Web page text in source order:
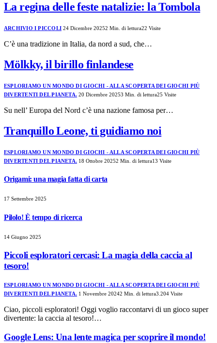
La regina delle feste natalizie: la Tombola
ARCHIVIO I PICCOLI 24 Dicembre 20252 Min. di lettura22 Visite
C’è una tradizione in Italia, da nord a sud, che…
Mölkky, il birillo finlandese
ESPLORIAMO UN MONDO DI GIOCHI - ALLA SCOPERTA DEI GIOCHI PIÙ
DIVERTENTI DEL PIANETA. 20 Dicembre 20253 Min. di lettura25Visite
Su nell’ Europa del Nord c’è una nazione famosa per…
Tranquillo Leone, ti guidiamo noi
ESPLORIAMO UN MONDO DI GIOCHI - ALLA SCOPERTA DEI GIOCHI PIÙ
DIVERTENTI DEL PIANETA. 18 Ottobre 20252 Min. di lettura13Visite
Origami: una magia fatta di carta
17 Settembre 2025
Pilolo! È tempo di ricerca
14 Giugno 2025
Piccoli esploratori cercasi: La magia della caccia al
tesoro!
ESPLORIAMO UN MONDO DI GIOCHI - ALLA SCOPERTA DEI GIOCHI PIÙ
DIVERTENTI DEL PIANETA. 1 Novembre 20242 Min. di lettura3.204Visite
Ciao, piccoli esploratori! Oggi voglio raccontarvi di un gioco super
divertente: la caccia al tesoro!…
Google Lens: Una lente magica per scoprire il mondo!